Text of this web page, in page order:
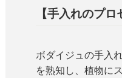
【手入れのプロ
ボダイジュの手入
を熟知し、植物に